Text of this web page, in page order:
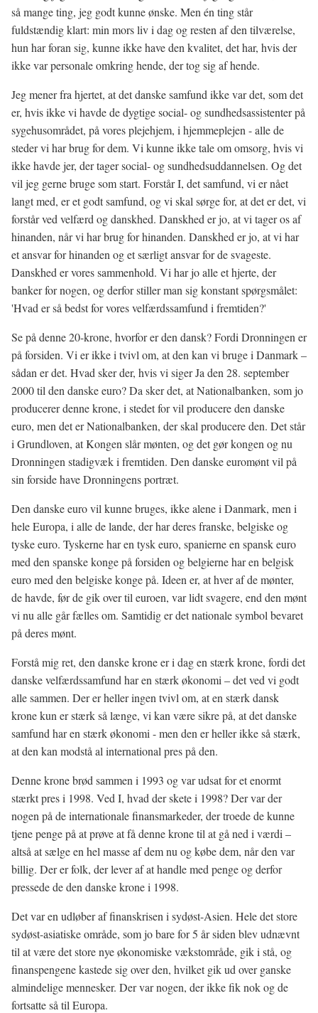
så mange ting, jeg godt kunne ønske. Men én ting står
fuldstændig klart: min mors liv i dag og resten af den tilværelse,
hun har foran sig, kunne ikke have den kvalitet, det har, hvis der
ikke var personale omkring hende, der tog sig af hende.
Jeg mener fra hjertet, at det danske samfund ikke var det, som det
er, hvis ikke vi havde de dygtige social- og sundhedsassistenter på
sygehusområdet, på vores plejehjem, i hjemmeplejen - alle de
steder vi har brug for dem. Vi kunne ikke tale om omsorg, hvis vi
ikke havde jer, der tager social- og sundhedsuddannelsen. Og det
vil jeg gerne bruge som start. Forstår I, det samfund, vi er nået
langt med, er et godt samfund, og vi skal sørge for, at det er det, vi
forstår ved velfærd og danskhed. Danskhed er jo, at vi tager os af
hinanden, når vi har brug for hinanden. Danskhed er jo, at vi har
et ansvar for hinanden og et særligt ansvar for de svageste.
Danskhed er vores sammenhold. Vi har jo alle et hjerte, der
banker for nogen, og derfor stiller man sig konstant spørgsmålet:
'Hvad er så bedst for vores velfærdssamfund i fremtiden?'
Se på denne 20-krone, hvorfor er den dansk? Fordi Dronningen er
på forsiden. Vi er ikke i tvivl om, at den kan vi bruge i Danmark –
sådan er det. Hvad sker der, hvis vi siger Ja den 28. september
2000 til den danske euro? Da sker det, at Nationalbanken, som jo
producerer denne krone, i stedet for vil producere den danske
euro, men det er Nationalbanken, der skal producere den. Det står
i Grundloven, at Kongen slår mønten, og det gør kongen og nu
Dronningen stadigvæk i fremtiden. Den danske euromønt vil på
sin forside have Dronningens portræt.
Den danske euro vil kunne bruges, ikke alene i Danmark, men i
hele Europa, i alle de lande, der har deres franske, belgiske og
tyske euro. Tyskerne har en tysk euro, spanierne en spansk euro
med den spanske konge på forsiden og belgierne har en belgisk
euro med den belgiske konge på. Ideen er, at hver af de mønter,
de havde, før de gik over til euroen, var lidt svagere, end den mønt
vi nu alle går fælles om. Samtidig er det nationale symbol bevaret
på deres mønt.
Forstå mig ret, den danske krone er i dag en stærk krone, fordi det
danske velfærdssamfund har en stærk økonomi – det ved vi godt
alle sammen. Der er heller ingen tvivl om, at en stærk dansk
krone kun er stærk så længe, vi kan være sikre på, at det danske
samfund har en stærk økonomi - men den er heller ikke så stærk,
at den kan modstå al international pres på den.
Denne krone brød sammen i 1993 og var udsat for et enormt
stærkt pres i 1998. Ved I, hvad der skete i 1998? Der var der
nogen på de internationale finansmarkeder, der troede de kunne
tjene penge på at prøve at få denne krone til at gå ned i værdi –
altså at sælge en hel masse af dem nu og købe dem, når den var
billig. Der er folk, der lever af at handle med penge og derfor
pressede de den danske krone i 1998.
Det var en udløber af finanskrisen i sydøst-Asien. Hele det store
sydøst-asiatiske område, som jo bare for 5 år siden blev udnævnt
til at være det store nye økonomiske vækstområde, gik i stå, og
finanspengene kastede sig over den, hvilket gik ud over ganske
almindelige mennesker. Der var nogen, der ikke fik nok og de
fortsatte så til Europa.